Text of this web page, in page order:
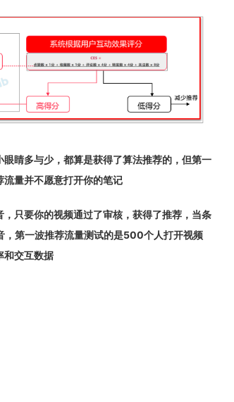
睛多与少，都算是获得了算法推荐的，但第一
量并不愿意打开你的笔记
只要你的视频通过了审核，获得了推荐，当条
第一波推荐流量测试的是500个人打开视频
和交互数据